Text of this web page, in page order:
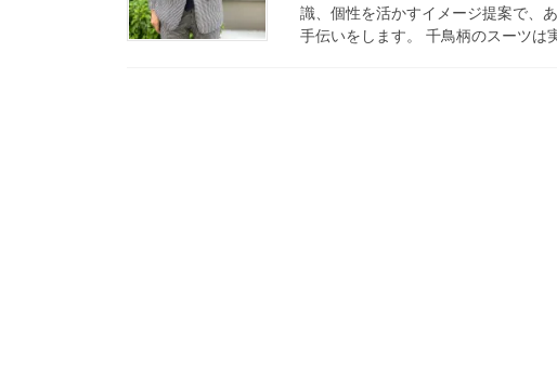
識、個性を活かすイメージ提案で、
手伝いをします。 千鳥柄のスーツ